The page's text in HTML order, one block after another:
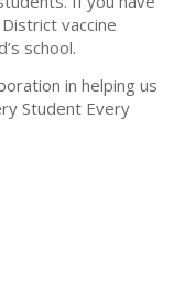
vaccine
school.
in helping us
Student Every